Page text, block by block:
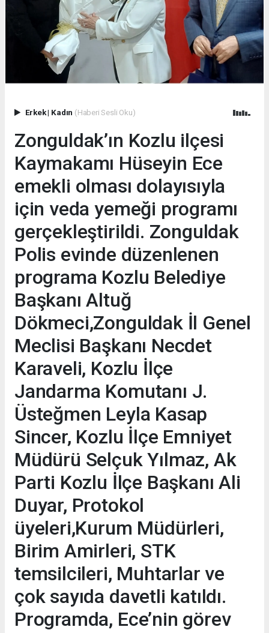
Erkek| Kadın (Haberi Sesli Oku)
Zonguldak’ın Kozlu ilçesi
Kaymakamı Hüseyin Ece
emekli olması dolayısıyla
için veda yemeği programı
gerçekleştirildi. Zonguldak
Polis evinde düzenlenen
programa Kozlu Belediye
Başkanı Altuğ
Dökmeci,Zonguldak İl Genel
Meclisi Başkanı Necdet
Karaveli, Kozlu İlçe
Jandarma Komutanı J.
Üsteğmen Leyla Kasap
Sincer, Kozlu İlçe Emniyet
Müdürü Selçuk Yılmaz, Ak
Parti Kozlu İlçe Başkanı Ali
Duyar, Protokol
üyeleri,Kurum Müdürleri,
Birim Amirleri, STK
temsilcileri, Muhtarlar ve
çok sayıda davetli katıldı.
Programda, Ece’nin görev